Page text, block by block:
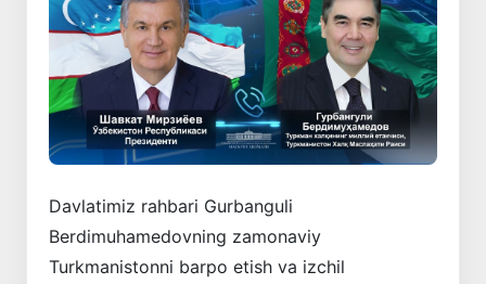
Davlatimiz rahbari Gurbanguli
Berdimuhamedovning zamonaviy
Turkmanistonni barpo etish va izchil